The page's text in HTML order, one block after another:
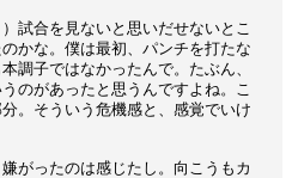
試合を見ないと思いだせないとこ
かな。僕は最初、パンチを打たな
調子ではなかったんで。たぶん、
のがあったと思うんですよね。こ
。そういう危機感と、感覚でいけ
がったのは感じたし。向こうもカ